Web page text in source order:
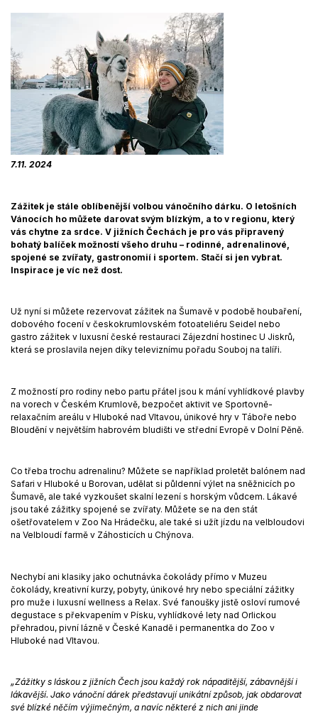
7.11. 2024
Zážitek je stále oblíbenější volbou vánočního dárku. O letošních
Vánocích ho můžete darovat svým blízkým, a to v regionu, který
vás chytne za srdce. V jižních Čechách je pro vás připravený
bohatý balíček možností všeho druhu – rodinné, adrenalinové,
spojené se zvířaty, gastronomií i sportem. Stačí si jen vybrat.
Inspirace je víc než dost.
Už nyní si můžete rezervovat zážitek na Šumavě v podobě houbaření,
dobového focení v českokrumlovském fotoateliéru Seidel nebo
gastro zážitek v luxusní české restauraci Zájezdní hostinec U Jiskrů,
která se proslavila nejen díky televiznímu pořadu Souboj na talíři.
Z možností pro rodiny nebo partu přátel jsou k mání vyhlídkové plavby
na vorech v Českém Krumlově, bezpočet aktivit ve Sportovně-
relaxačním areálu v Hluboké nad Vltavou, únikové hry v Táboře nebo
Bloudění v největším habrovém bludišti ve střední Evropě v Dolní Pěně.
Co třeba trochu adrenalinu? Můžete se například proletět balónem nad
Safari v Hluboké u Borovan, udělat si půldenní výlet na sněžnicích po
Šumavě, ale také vyzkoušet skalní lezení s horským vůdcem. Lákavé
jsou také zážitky spojené se zvířaty. Můžete se na den stát
ošetřovatelem v Zoo Na Hrádečku, ale také si užít jízdu na velbloudovi
na Velbloudí farmě v Záhosticích u Chýnova.
Nechybí ani klasiky jako ochutnávka čokolády přímo v Muzeu
čokolády, kreativní kurzy, pobyty, únikové hry nebo speciální zážitky
pro muže i luxusní wellness a Relax. Své fanoušky jistě osloví rumové
degustace s překvapením v Písku, vyhlídkové lety nad Orlickou
přehradou, pivní lázně v České Kanadě i permanentka do Zoo v
Hluboké nad Vltavou.
„Zážitky s láskou z jižních Čech jsou každý rok nápaditější, zábavnější i
lákavější. Jako vánoční dárek představují unikátní způsob, jak obdarovat
své blízké něčím výjimečným, a navíc některé z nich ani jinde